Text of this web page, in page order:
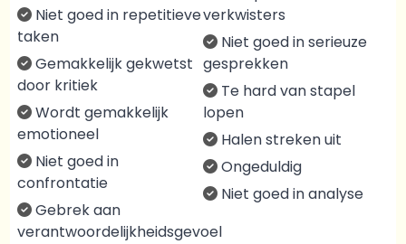
Niet goed in repetitieve
taken
Gemakkelijk gekwetst
door kritiek
Wordt gemakkelijk
emotioneel
Niet goed in
confrontatie
Gebrek aan
verantwoordelijkheidsgevoel
verkwisters
Niet goed in serieuze
gesprekken
Te hard van stapel
lopen
Halen streken uit
Ongeduldig
Niet goed in analyse